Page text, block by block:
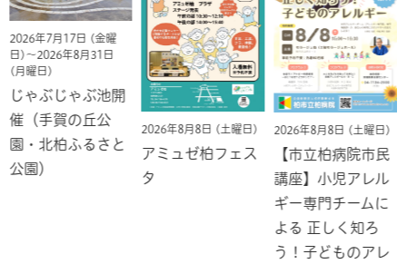
2026年7月17日 (金曜
日)～2026年8月31日
(月曜日)
じゃぶじゃぶ池開
催（手賀の丘公
園・北柏ふるさと
公園）
2026年8月8日 (土曜日)
アミュゼ柏フェス
タ
2026年8月8日 (土曜日)
【市立柏病院市民
講座】小児アレル
ギー専門チームに
よる 正しく知ろ
う！子どものアレ